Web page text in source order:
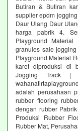
Butiran & Butiran
supplier epdm
Daur Ulang Daur
harga pabrik 4.
Playground Material
granules sale
Playground Material
karet diproduksi di
Jogging Track |
adalah perusahaan
rubber flooring
dengan rubber
Produksi Rubber
Rubber Mat,